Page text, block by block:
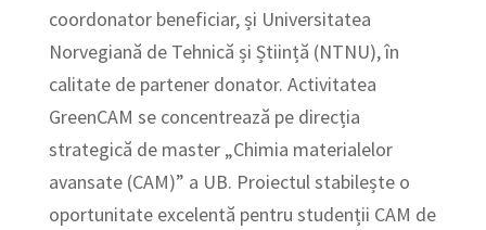
coordonator beneficiar, și Universitatea
Norvegiană de Tehnică și Știință (NTNU), în
calitate de partener donator. Activitatea
GreenCAM se concentrează pe direcția
strategică de master „Chimia materialelor
avansate (CAM)” a UB. Proiectul stabilește o
oportunitate excelentă pentru studenții CAM de